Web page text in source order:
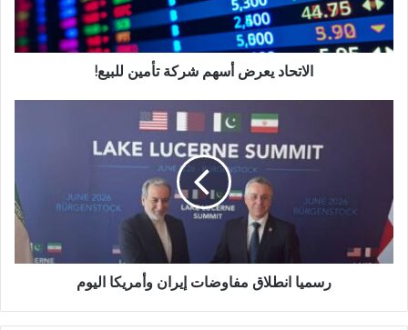
الاتحاد يعرض أسهم شركة تأمين للبيع!
رسميا انطلاق مفاوضات إيران وأمريكا اليوم